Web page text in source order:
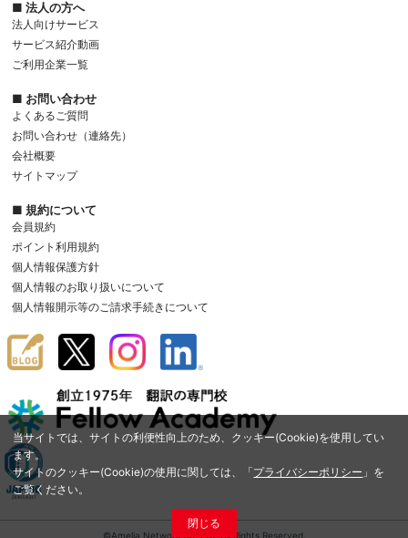
当サイトでは、サイトの利便性向上のため、クッキー(Cookie)を使用してい
ます。
サイトのクッキー(Cookie)の使用に関しては、「プライバシーポリシー 」を
ご覧ください。
閉じる
■ 法人の方へ
法人向けサービス
サービス紹介動画
ご利用企業一覧
■ お問い合わせ
よくあるご質問
お問い合わせ（連絡先）
会社概要
サイトマップ
■ 規約について
会員規約
ポイント利用規約
個人情報保護方針
個人情報のお取り扱いについて
個人情報開示等のご請求手続きについて
©Amelia Network Co.,Ltd. All Rights Reserved.